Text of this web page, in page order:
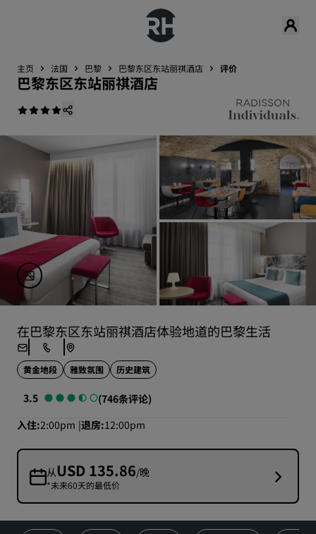
主页 法国 巴黎 巴黎东区东站丽祺酒店 评价
巴黎东区东站丽祺酒店
在巴黎东区东站丽祺酒店体验地道的巴黎生活
黄金地段 雅致氛围 历史建筑
3.5
(746条评论)
入住 2:00pm 退房 12:00pm
从USD 135.86/晚
*未来60天的最低价